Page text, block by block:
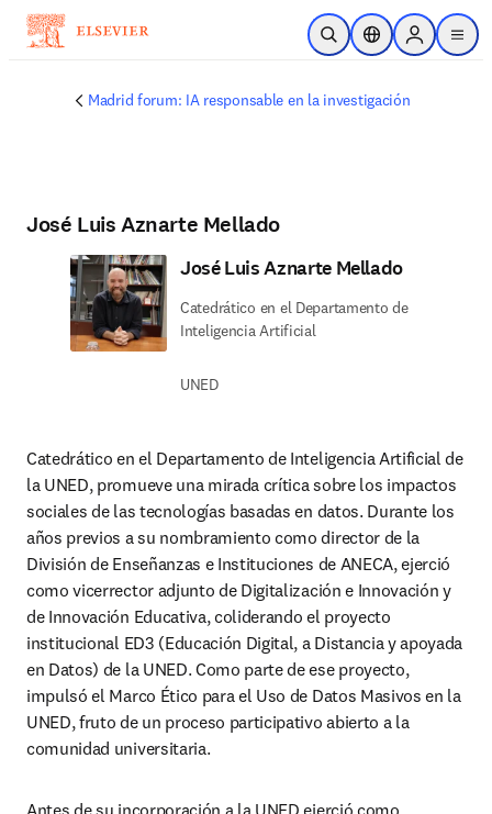
Saltar al contenido principal
Abrir búsqueda
Selector deSign in to
menu
Madrid forum: IA responsable en la investigación
José Luis Aznarte Mellado
José Luis Aznarte Mellado
Catedrático en el Departamento de
Inteligencia Artificial
UNED
Catedrático en el Departamento de Inteligencia Artificial de
la UNED, promueve una mirada crítica sobre los impactos
sociales de las tecnologías basadas en datos. Durante los
años previos a su nombramiento como director de la
División de Enseñanzas e Instituciones de ANECA, ejerció
como vicerrector adjunto de Digitalización e Innovación y
de Innovación Educativa, coliderando el proyecto
institucional ED3 (Educación Digital, a Distancia y apoyada
en Datos) de la UNED. Como parte de ese proyecto,
impulsó el Marco Ético para el Uso de Datos Masivos en la
UNED, fruto de un proceso participativo abierto a la
comunidad universitaria.
Antes de su incorporación a la UNED ejerció como